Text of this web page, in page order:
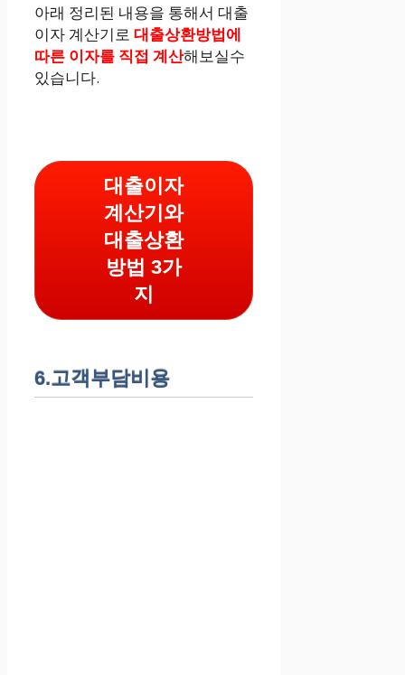
아래 정리된 내용을 통해서 대출
이자 계산기로 대출상환방법에
따른 이자를 직접 계산해보실수
있습니다.
대출이자
계산기와
대출상환
방법 3가
지
6.고객부담비용